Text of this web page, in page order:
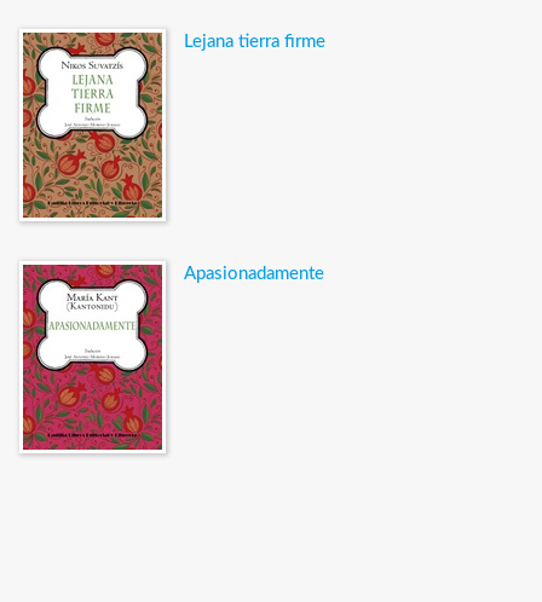
Lejana tierra firme
Apasionadamente